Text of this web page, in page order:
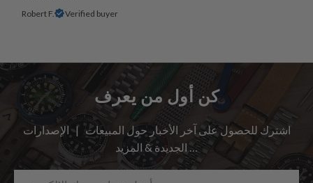
Robert F. Verified buyer
كن أول من يعرف
اشترك للحصول على آخر الأخبار حول المبيعات | الإصدارات
الجديدة & المزيد …